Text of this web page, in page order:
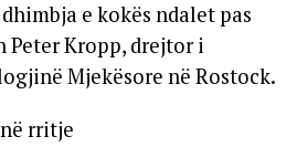
e kokës ndalet pas
Peter Kropp, drejtor i
Mjekësore në Rostock.
rritje